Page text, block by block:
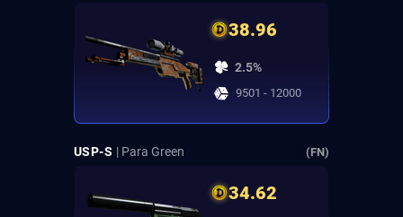
38.96
2.5%
9501 - 12000
USP-S | Para Green (FN)
34.62